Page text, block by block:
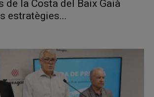
de la Costa del Baix Gaià
estratègies...